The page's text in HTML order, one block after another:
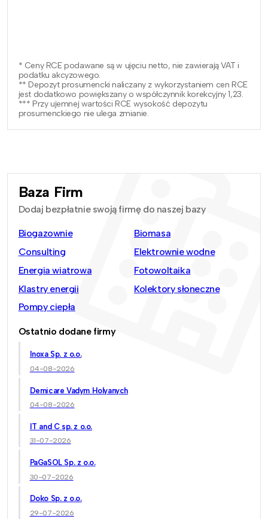
* Ceny RCE podawane są w ujęciu netto, nie zawierają VAT i
podatku akcyzowego.
** Depozyt prosumencki naliczany z wykorzystaniem cen RCE
jest dodatkowo powiększany o współczynnik korekcyjny 1,23.
*** Przy ujemnej wartości RCE wysokość depozytu
prosumenckiego nie ulega zmianie.
Baza Firm
Dodaj bezpłatnie swoją firmę do naszej bazy
Biogazownie
Biomasa
Consulting
Elektrownie wodne
Energia wiatrowa
Fotowoltaika
Klastry energii
Kolektory słoneczne
Pompy ciepła
Ostatnio dodane firmy
Inoxa Sp. z o.o.
04-08-2026
Demicare Vadym Holyanych
04-08-2026
IT and C sp. z o.o.
31-07-2026
PaGaSOL Sp. z o.o.
30-07-2026
Doko Sp. z o.o.
29-07-2026